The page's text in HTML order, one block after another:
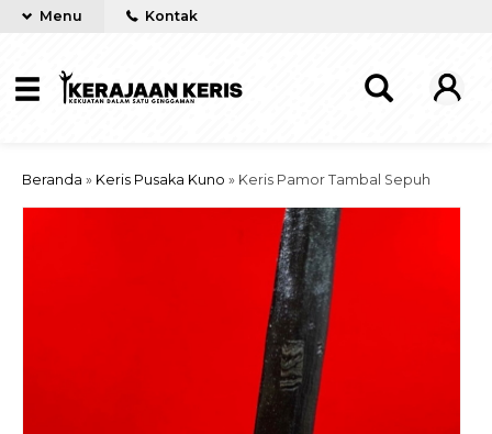
Menu Kontak
Beranda » Keris Pusaka Kuno » Keris Pamor Tambal Sepuh